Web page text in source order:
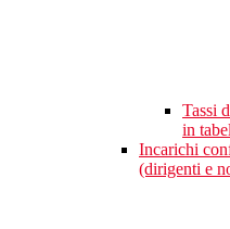
Tassi
in
Incarichi
(dirigenti e